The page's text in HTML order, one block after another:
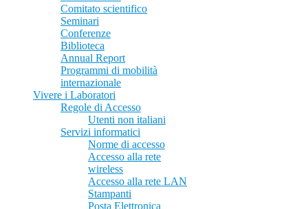
Comitato scientifico
Seminari
Conferenze
Biblioteca
Annual Report
Programmi di mobilità
internazionale
Vivere i Laboratori
Regole di Accesso
Utenti non italiani
Servizi informatici
Norme di accesso
Accesso alla rete
wireless
Accesso alla rete LAN
Stampanti
Posta Elettronica